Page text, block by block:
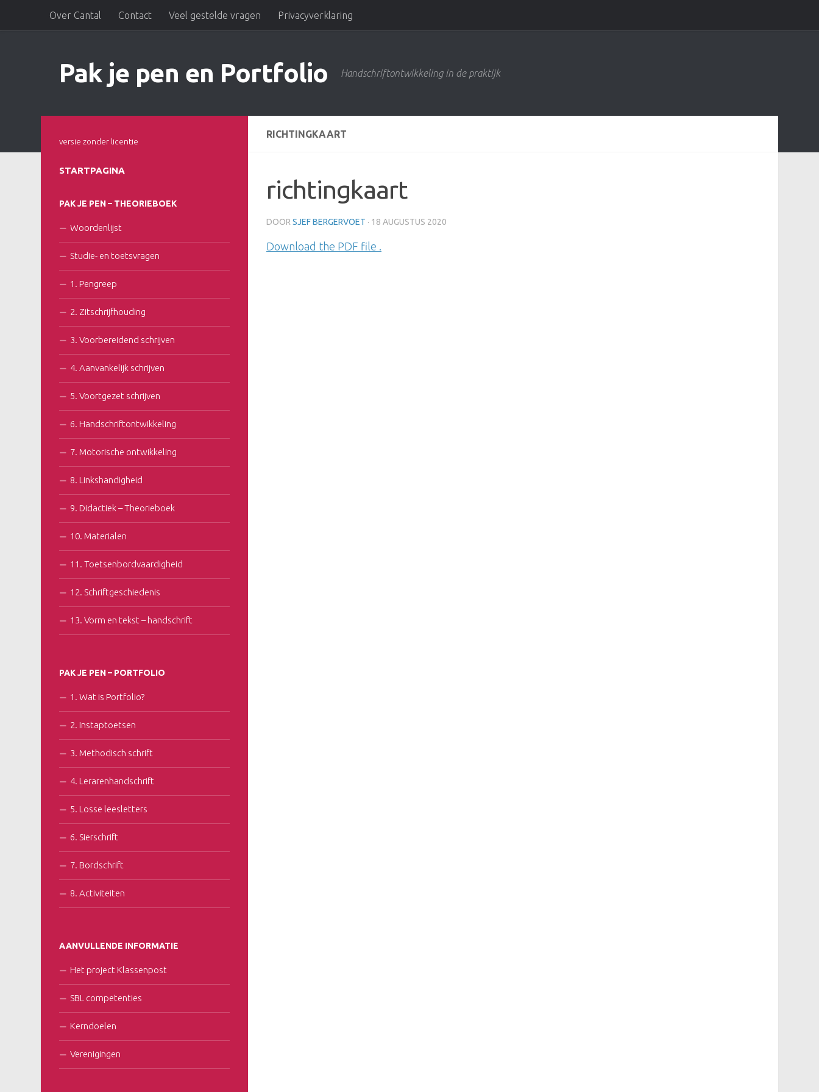
Doorgaan naar inhoud
Over Cantal Contact Veel gestelde vragen Privacyverklaring
Pak je pen en Portfolio Handschriftontwikkeling in de praktijk
RICHTINGKAART
richtingkaart
DOOR SJEF BERGERVOET · 18 AUGUSTUS 2020
Download the PDF file .
versie zonder licentie
STARTPAGINA
PAK JE PEN – THEORIEBOEK
Woordenlijst
Studie- en toetsvragen
1. Pengreep
2. Zitschrijfhouding
3. Voorbereidend schrijven
4. Aanvankelijk schrijven
5. Voortgezet schrijven
6. Handschriftontwikkeling
7. Motorische ontwikkeling
8. Linkshandigheid
9. Didactiek – Theorieboek
10. Materialen
11. Toetsenbordvaardigheid
12. Schriftgeschiedenis
13. Vorm en tekst – handschrift
PAK JE PEN – PORTFOLIO
1. Wat is Portfolio?
2. Instaptoetsen
3. Methodisch schrift
4. Lerarenhandschrift
5. Losse leesletters
6. Sierschrift
7. Bordschrift
8. Activiteiten
AANVULLENDE INFORMATIE
Het project Klassenpost
SBL competenties
Kerndoelen
Verenigingen